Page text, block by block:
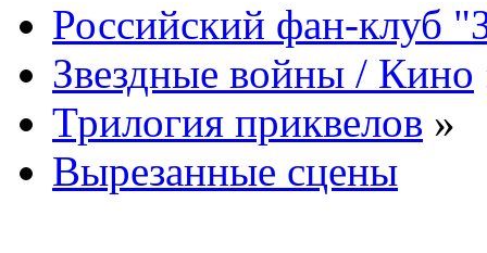
Российский фан-клуб
Звездные войны / Кино
Трилогия приквелов »
Вырезанные сцены